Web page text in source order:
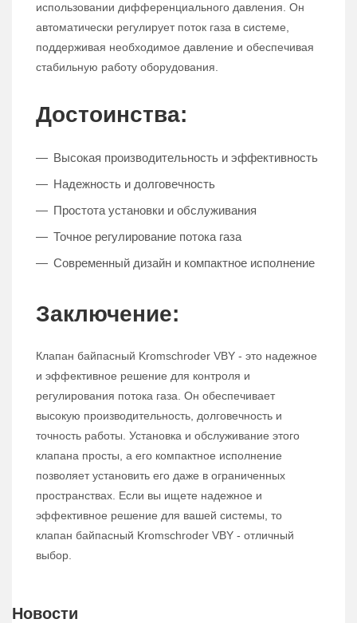
использовании дифференциального давления. Он
автоматически регулирует поток газа в системе,
поддерживая необходимое давление и обеспечивая
стабильную работу оборудования.
Достоинства:
Высокая производительность и эффективность
Надежность и долговечность
Простота установки и обслуживания
Точное регулирование потока газа
Современный дизайн и компактное исполнение
Заключение:
Клапан байпасный Kromschroder VBY - это надежное
и эффективное решение для контроля и
регулирования потока газа. Он обеспечивает
высокую производительность, долговечность и
точность работы. Установка и обслуживание этого
клапана просты, а его компактное исполнение
позволяет установить его даже в ограниченных
пространствах. Если вы ищете надежное и
эффективное решение для вашей системы, то
клапан байпасный Kromschroder VBY - отличный
выбор.
Новости